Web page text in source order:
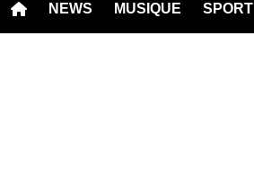
NEWS MUSIQUE SPORT